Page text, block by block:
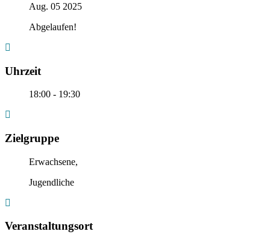
Aug. 05 2025
Abgelaufen!
Uhrzeit
18:00 - 19:30
Zielgruppe
Erwachsene,
Jugendliche
Veranstaltungsort